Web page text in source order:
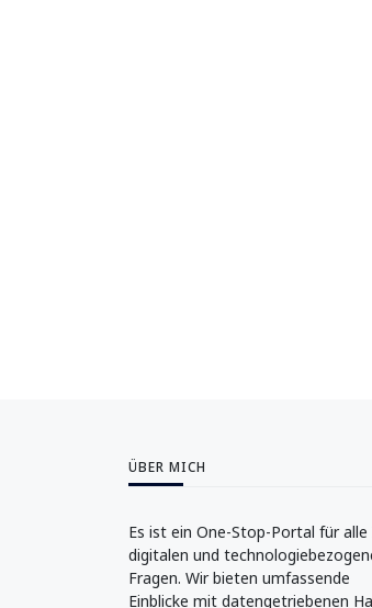
ÜBER MICH
Es ist ein One-Stop-Portal für alle
digitalen und
Fragen. Wir bieten umfassende
Einblicke mit datengetriebenen